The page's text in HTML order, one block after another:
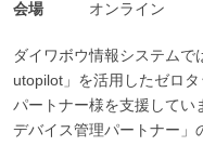
会場
オンライン
ダイワボウ情報システム
utopilot」を活用したゼロ
パートナー様を支援してい
デバイス管理パートナー」